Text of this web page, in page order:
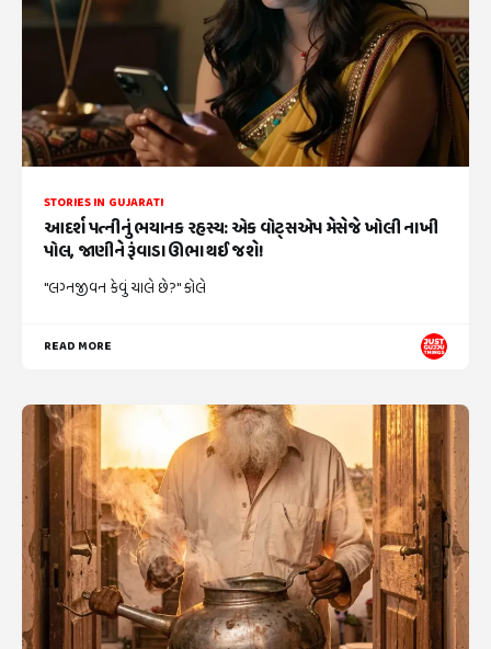
STORIES IN GUJARATI
આદર્શ પત્નીનું ભયાનક રહસ્ય: એક વોટ્સએપ મેસેજે ખોલી નાખી
પોલ, જાણીને રૂંવાડા ઊભા થઈ જશે!
"લગ્નજીવન કેવું ચાલે છે?" કોલે
READ MORE